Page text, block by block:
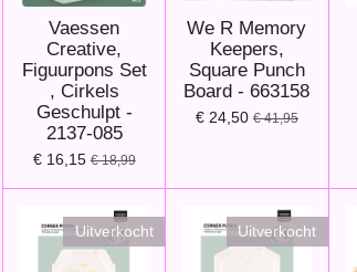
Vaessen
Creative,
Figuurpons Set
, Cirkels
Geschulpt -
2137-085
€ 16,15 € 18,99
We R Memory
Keepers,
Square Punch
Board - 663158
€ 24,50 € 41,95
Uitverkocht Uitverkocht